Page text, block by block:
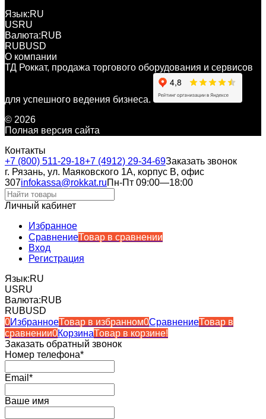
Язык:RU
USRU
Валюта:RUB
RUBUSD
О компании
ТД Роккат, продажа торгового оборудования и сервисов
для успешного ведения бизнеса.
© 2026
Полная версия сайта
Контакты
+7 (800) 511-29-18+7 (4912) 29-34-69Заказать звонок
г. Рязань, ул. Маяковского 1А, корпус B, офис
307infokassa@rokkat.ruПн-Пт 09:00—18:00
Личный кабинет
Избранное
СравнениеТовар в сравнении
Вход
Регистрация
Язык:RU
USRU
Валюта:RUB
RUBUSD
0ИзбранноеТовар в избранном0СравнениеТовар в
сравнении0КорзинаТовар в корзине!
Заказать обратный звонок
Номер телефона*
Email*
Ваше имя